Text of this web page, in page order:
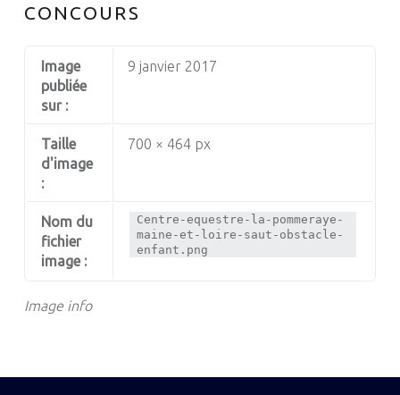
CONCOURS
Image info
Image
publiée
sur :
9 janvier 2017
Taille
d'image
:
700 × 464 px
Nom du
fichier
image :
Centre-equestre-la-pommeraye-
maine-et-loire-saut-obstacle-
enfant.png